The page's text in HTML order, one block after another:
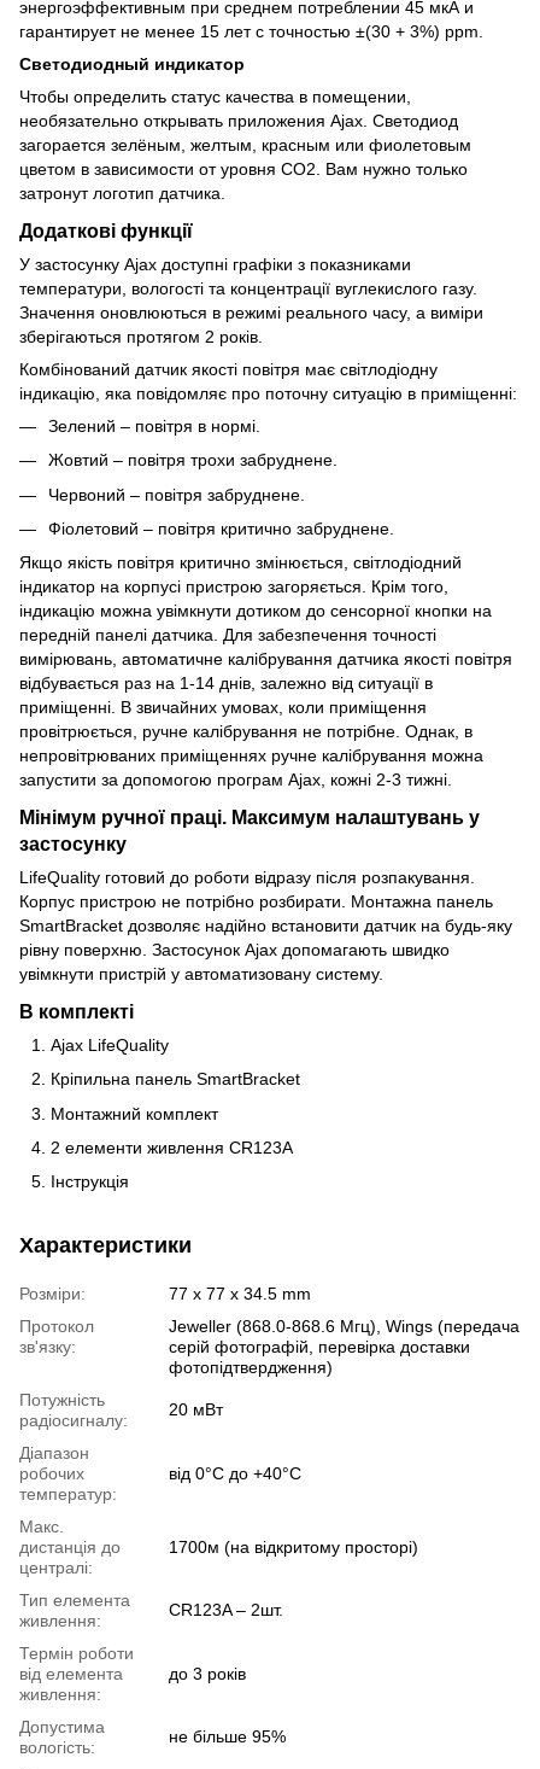
энергоэффективным при среднем потреблении 45 мкА и
гарантирует не менее 15 лет с точностью ±(30 + 3%) ppm.
Светодиодный индикатор
Чтобы определить статус качества в помещении,
необязательно открывать приложения Ajax. Светодиод
загорается зелёным, желтым, красным или фиолетовым
цветом в зависимости от уровня CO2. Вам нужно только
затронут логотип датчика.
Додаткові функції
У застосунку Ajax доступні графіки з показниками
температури, вологості та концентрації вуглекислого газу.
Значення оновлюються в режимі реального часу, а виміри
зберігаються протягом 2 років.
Комбінований датчик якості повітря має світлодіодну
індикацію, яка повідомляє про поточну ситуацію в приміщенні:
Зелений – повітря в нормі.
Жовтий – повітря трохи забруднене.
Червоний – повітря забруднене.
Фіолетовий – повітря критично забруднене.
Якщо якість повітря критично змінюється, світлодіодний
індикатор на корпусі пристрою загоряється. Крім того,
індикацію можна увімкнути дотиком до сенсорної кнопки на
передній панелі датчика. Для забезпечення точності
вимірювань, автоматичне калібрування датчика якості повітря
відбувається раз на 1-14 днів, залежно від ситуації в
приміщенні. В звичайних умовах, коли приміщення
провітрюється, ручне калібрування не потрібне. Однак, в
непровітрюваних приміщеннях ручне калібрування можна
запустити за допомогою програм Ajax, кожні 2-3 тижні.
Мінімум ручної праці. Максимум налаштувань у
застосунку
LifeQuality готовий до роботи відразу після розпакування.
Корпус пристрою не потрібно розбирати. Монтажна панель
SmartBracket дозволяє надійно встановити датчик на будь-яку
рівну поверхню. Застосунок Ajax допомагають швидко
увімкнути пристрій у автоматизовану систему.
В комплекті
Ajax LifeQuality
Крiпильна панель SmartВracket
Монтажний комплект
2 елементи живлення CR123A
Інструкція
Характеристики
Розміри:
77 x 77 x 34.5 mm
Протокол
зв'язку:
Jeweller (868.0-868.6 Мгц), Wings (передача
серій фотографій, перевірка доставки
фотопідтвердження)
Потужність
радіосигналу:
20 мВт
Діапазон
робочих
температур:
від 0°С до +40°С
Макс.
дистанція до
централі:
1700м (на відкритому просторі)
Тип елемента
живлення:
CR123A – 2шт.
Термін роботи
від елемента
живлення:
до 3 років
Допустима
вологість:
не більше 95%